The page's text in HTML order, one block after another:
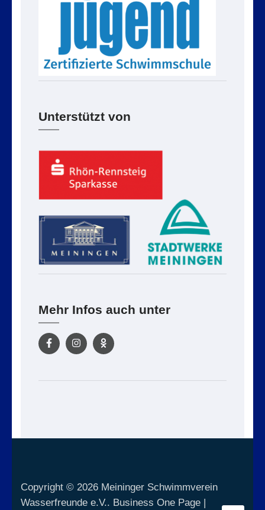
Unterstützt von
Mehr Infos auch unter
Copyright © 2026 Meininger Schwimmverein
Wasserfreunde e.V.. Business One Page |